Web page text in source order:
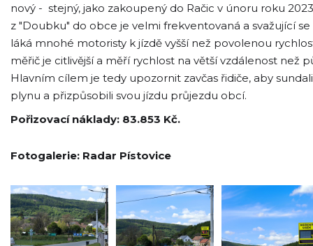
nový - stejný, jako zakoupený do Račic v únoru roku
z "Doubku" do obce je velmi frekventovaná a svažující
láká mnohé motoristy k jízdě vyšší než povolenou
měřič je citlivější a měří rychlost na větší vzdálenost než
Hlavním cílem je tedy upozornit zavčas řidiče, aby
plynu a přizpůsobili svou jízdu průjezdu obcí.
Pořizovací náklady: 83.853 Kč.
Fotogalerie: Radar Pístovice